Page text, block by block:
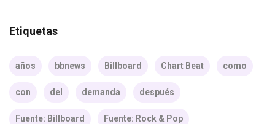
Etiquetas
años bbnews Billboard Chart Beat como
con del demanda después
Fuente: Billboard Fuente: Rock & Pop